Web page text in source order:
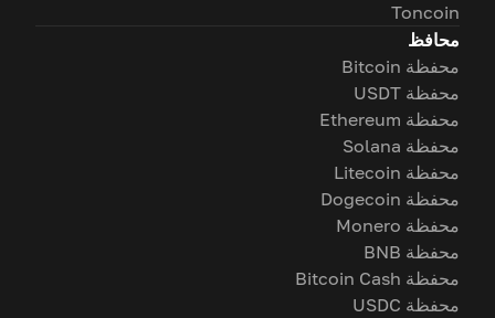
Toncoin
محافظ
محفظة Bitcoin
محفظة USDT
محفظة Ethereum
محفظة Solana
محفظة Litecoin
محفظة Dogecoin
محفظة Monero
محفظة BNB
محفظة Bitcoin Cash
محفظة USDC